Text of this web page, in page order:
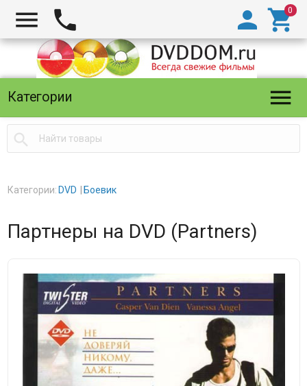
  

Категории 

Категории: DVD Боевик
Партнеры на DVD (Partners)